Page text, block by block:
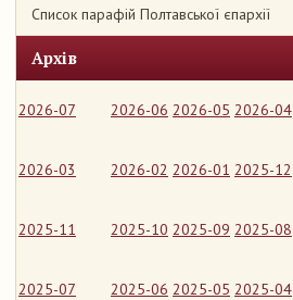
Список парафій Полтавської єпархії
Архів
2026-07 2026-06 2026-05 2026-04
2026-03 2026-02 2026-01 2025-12
2025-11 2025-10 2025-09 2025-08
2025-07 2025-06 2025-05 2025-04